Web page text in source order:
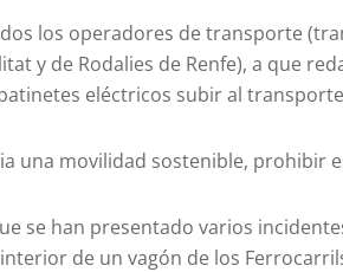
los operadores de transporte
y de Rodalies de Renfe), a que
eléctricos subir al
una movilidad sostenible, prohibir
se han presentado varios
de un vagón de los